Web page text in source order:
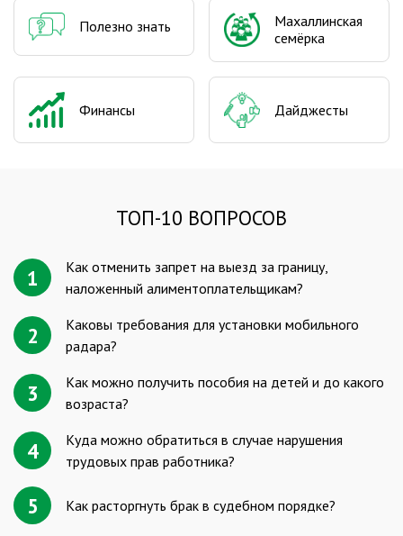
Полезно знать
Махаллинская
семёрка
Финансы Дайджесты
ТОП-10 ВОПРОСОВ
1
Как отменить запрет на выезд за границу,
наложенный алиментоплательщикам?
2
Каковы требования для установки мобильного
радара?
3
Как можно получить пособия на детей и до какого
возраста?
4
Куда можно обратиться в случае нарушения
трудовых прав работника?
5 Как расторгнуть брак в судебном порядке?